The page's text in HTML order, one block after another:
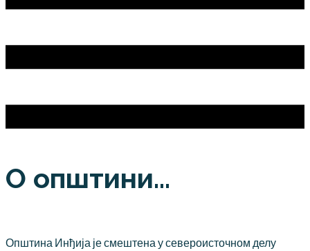
О општини...
Општина Инђија је смештена у североисточном делу